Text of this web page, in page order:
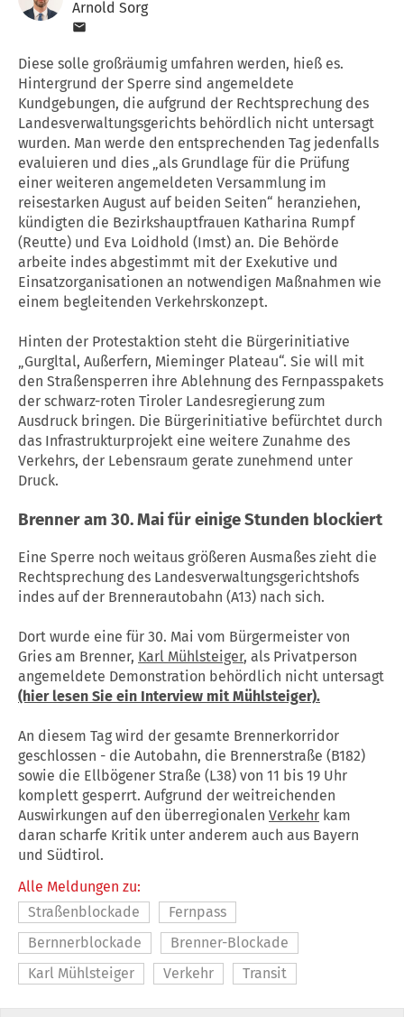
Arnold Sorg
Diese solle großräumig umfahren werden, hieß es.
Hintergrund der Sperre sind angemeldete
Kundgebungen, die aufgrund der Rechtsprechung des
Landesverwaltungsgerichts behördlich nicht untersagt
wurden. Man werde den entsprechenden Tag jedenfalls
evaluieren und dies „als Grundlage für die Prüfung
einer weiteren angemeldeten Versammlung im
reisestarken August auf beiden Seiten“ heranziehen,
kündigten die Bezirkshauptfrauen Katharina Rumpf
(Reutte) und Eva Loidhold (Imst) an. Die Behörde
arbeite indes abgestimmt mit der Exekutive und
Einsatzorganisationen an notwendigen Maßnahmen wie
einem begleitenden Verkehrskonzept.
Hinten der Protestaktion steht die Bürgerinitiative
„Gurgltal, Außerfern, Mieminger Plateau“. Sie will mit
den Straßensperren ihre Ablehnung des Fernpasspakets
der schwarz-roten Tiroler Landesregierung zum
Ausdruck bringen. Die Bürgerinitiative befürchtet durch
das Infrastrukturprojekt eine weitere Zunahme des
Verkehrs, der Lebensraum gerate zunehmend unter
Druck.
Brenner am 30. Mai für einige Stunden blockiert
Eine Sperre noch weitaus größeren Ausmaßes zieht die
Rechtsprechung des Landesverwaltungsgerichtshofs
indes auf der Brennerautobahn (A13) nach sich.
Dort wurde eine für 30. Mai vom Bürgermeister von
Gries am Brenner, Karl Mühlsteiger, als Privatperson
angemeldete Demonstration behördlich nicht untersagt
(hier lesen Sie ein Interview mit Mühlsteiger).
An diesem Tag wird der gesamte Brennerkorridor
geschlossen - die Autobahn, die Brennerstraße (B182)
sowie die Ellbögener Straße (L38) von 11 bis 19 Uhr
komplett gesperrt. Aufgrund der weitreichenden
Auswirkungen auf den überregionalen Verkehr kam
daran scharfe Kritik unter anderem auch aus Bayern
und Südtirol.
Alle Meldungen zu:
Straßenblockade
Fernpass
Bernnerblockade
Brenner-Blockade
Karl Mühlsteiger
Verkehr Transit